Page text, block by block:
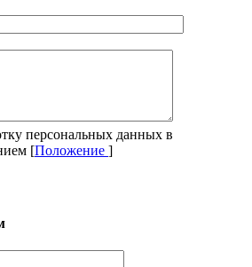
персональных данных в
[Положение ]